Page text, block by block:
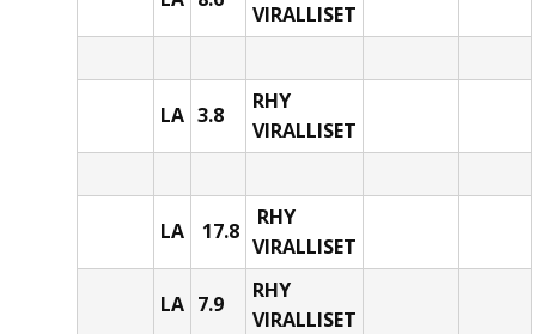
VIRALLISET
LA 3.8
RHY
VIRALLISET
LA 17.8
RHY
VIRALLISET
LA 7.9
RHY
VIRALLISET